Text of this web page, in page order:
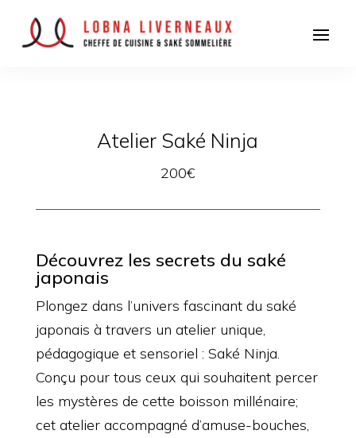
Atelier Saké Ninja
200€
Découvrez les secrets du saké
japonais
Plongez dans l’univers fascinant du saké
japonais à travers un atelier unique,
pédagogique et sensoriel : Saké Ninja.
Conçu pour tous ceux qui souhaitent percer
les mystères de cette boisson millénaire;
cet atelier accompagné d’amuse-bouches,